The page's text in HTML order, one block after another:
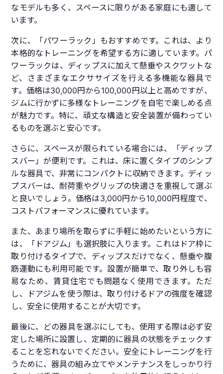
なモデルも多く、スペースに限りがある家庭にも適して
います。
次に、「パワーラック」もおすすめです。これは、より
本格的なトレーニングを希望する方に適しています。パ
ワーラックは、ディップスに加えて懸垂やスクワットな
ど、さまざまなエクササイズを行える多機能な器具で
す。価格は30,000円から100,000円以上と高めですが、
ジムに行かずに多様なトレーニングを自宅で楽しめる点
が魅力です。特に、頑丈な構造と安全装置が備わってい
るものを選ぶと安心です。
さらに、スペースが限られている場合には、「ディップ
スバー」が便利です。これは、床に置くタイプのシンプ
ルな器具で、非常にコンパクトに収納できます。ディッ
プスバーは、耐荷重やグリップの快適さを重視して選ぶ
と良いでしょう。価格は3,000円から10,000円程度で、
コストパフォーマンスに優れています。
また、あまり場所を取らずに手軽に始めたいという方に
は、「ドアジム」も選択肢に入ります。これはドア枠に
取り付けるタイプで、ディップスだけでなく、懸垂や腹
筋運動にも利用可能です。設置が簡単で、取り外しも容
易なため、賃貸住宅でも問題なく使用できます。ただ
し、ドアジムを使う際は、取り付けるドアの強度を確認
し、安全に使用することが大切です。
最後に、どの器具を選ぶにしても、使用する際は必ず安
定した場所に設置し、定期的に器具の状態をチェックす
ることを忘れないでください。安全にトレーニングを行
うために、器具の組み立てやメンテナンスをしっかり行